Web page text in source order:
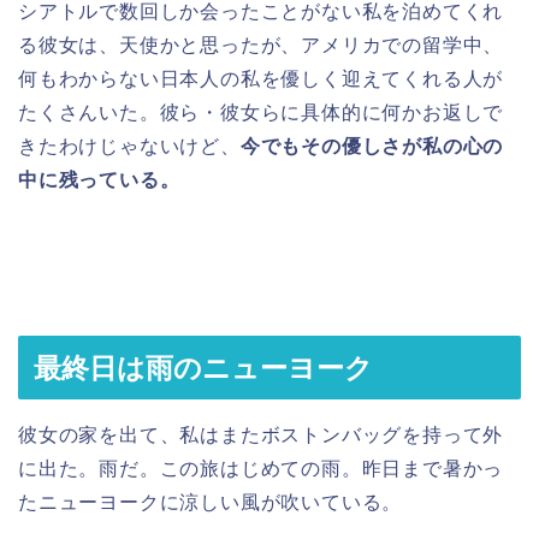
シアトルで数回しか会ったことがない私を泊めてくれ
る彼女は、天使かと思ったが、アメリカでの留学中、
何もわからない日本人の私を優しく迎えてくれる人が
たくさんいた。彼ら・彼女らに具体的に何かお返しで
きたわけじゃないけど、 今でもその優しさが私の心の
中に残っている。
最終日は雨のニューヨーク
彼女の家を出て、私はまたボストンバッグを持って外
に出た。雨だ。この旅はじめての雨。昨日まで暑かっ
たニューヨークに涼しい風が吹いている。